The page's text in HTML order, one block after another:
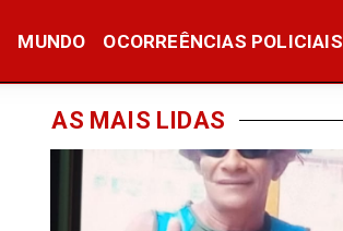
MUNDO OCORREÊNCIAS POLICIAIS
AS MAIS LIDAS